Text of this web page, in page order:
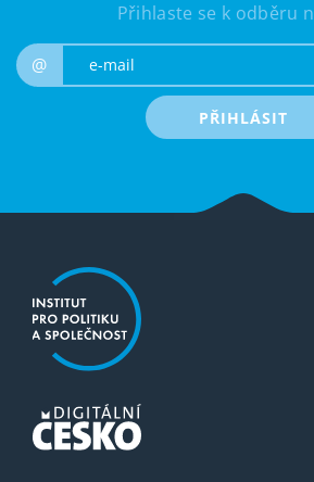
Přihlaste se k odběru
@
PŘIHLÁSIT